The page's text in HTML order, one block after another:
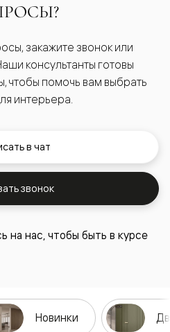
закажите звонок или
консультанты готовы
чтобы помочь вам выбрать
интерьера.
в чат
звонок
на нас, чтобы быть в курсе
Новинки